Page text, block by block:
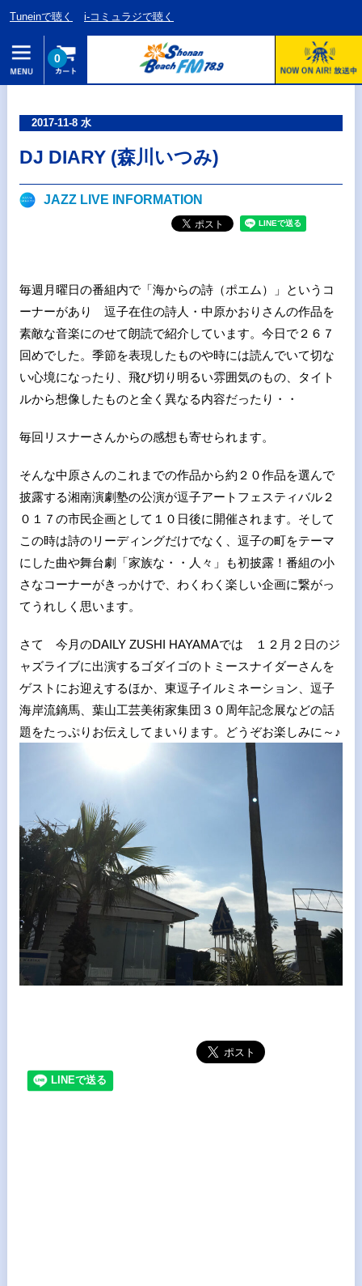
Tuneinで聴く i-コミュラジで聴く
0
2017-11-8 水
DJ DIARY (森川いつみ)
JAZZ LIVE INFORMATION
毎週月曜日の番組内で「海からの詩（ポエム）」というコ
ーナーがあり 逗子在住の詩人・中原かおりさんの作品を
素敵な音楽にのせて朗読で紹介しています。今日で２６７
回めでした。季節を表現したものや時には読んでいて切な
い心境になったり、飛び切り明るい雰囲気のもの、タイト
ルから想像したものと全く異なる内容だったり・・
毎回リスナーさんからの感想も寄せられます。
そんな中原さんのこれまでの作品から約２０作品を選んで
披露する湘南演劇塾の公演が逗子アートフェスティバル２
０１７の市民企画として１０日後に開催されます。そして
この時は詩のリーディングだけでなく、逗子の町をテーマ
にした曲や舞台劇「家族な・・人々」も初披露！番組の小
さなコーナーがきっかけで、わくわく楽しい企画に繋がっ
てうれしく思います。
さて 今月のDAILY ZUSHI HAYAMAでは １２月２日のジ
ャズライブに出演するゴダイゴのトミースナイダーさんを
ゲストにお迎えするほか、東逗子イルミネーション、逗子
海岸流鏑馬、葉山工芸美術家集団３０周年記念展などの話
題をたっぷりお伝えしてまいります。どうぞお楽しみに～ ♪